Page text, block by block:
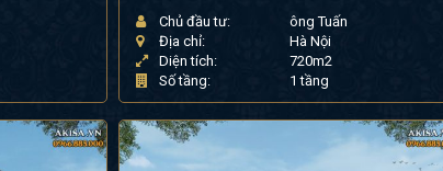
Chủ đầu tư:
ông Tuấn
Địa chỉ:
Hà Nội
Diện tích:
720m2
Số tầng:
1 tầng